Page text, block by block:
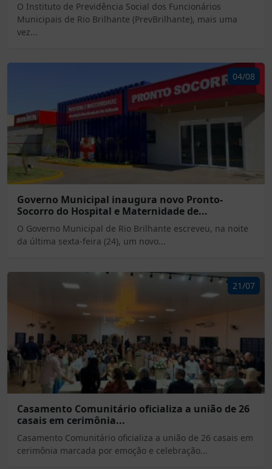
O Instituto de Previdência Social dos Funcionários
Municipais de Rio Brilhante (PrevBrilhante), mais uma
vez...
04/08
Governo Municipal inaugura novo Pronto-
Socorro do Hospital e Maternidade de...
O Governo Municipal de Rio Brilhante escreveu, na noite
da última sexta-feira (24), um novo...
21/07
Casamento Comunitário oficializa a união de 26
casais em cerimônia...
Casamento Comunitário oficializa a união de 26 casais em
cerimônia marcada por emoção e celebração...